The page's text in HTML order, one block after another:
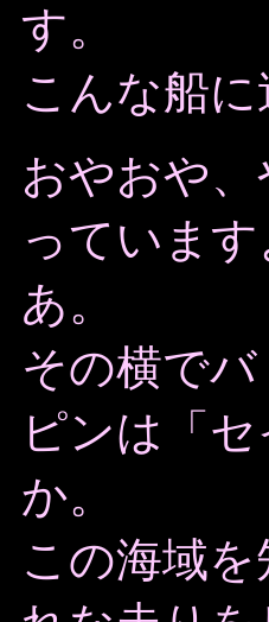
す。
こんな船
おやおや
っていま
あ。
その横で
ピンは「
か。
この海域